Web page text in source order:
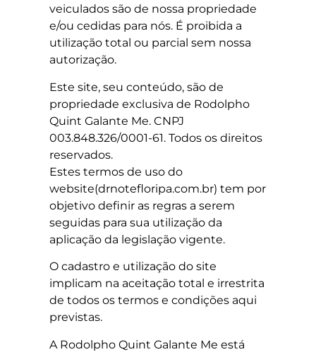
veiculados são de nossa propriedade
e/ou cedidas para nós. É proibida a
utilização total ou parcial sem nossa
autorização.
Este site, seu conteúdo, são de
propriedade exclusiva de Rodolpho
Quint Galante Me. CNPJ
003.848.326/0001-61. Todos os direitos
reservados.
Estes termos de uso do
website(drnotefloripa.com.br) tem por
objetivo definir as regras a serem
seguidas para sua utilização da
aplicação da legislação vigente.
O cadastro e utilização do site
implicam na aceitação total e irrestrita
de todos os termos e condições aqui
previstas.
A Rodolpho Quint Galante Me está